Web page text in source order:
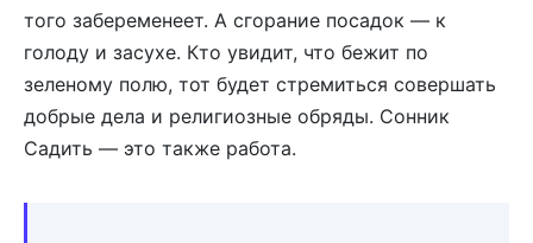
того забеременеет. А сгорание посадок — к
голоду и засухе. Кто увидит, что бежит по
зеленому полю, тот будет стремиться совершать
добрые дела и религиозные обряды. Сонник
Садить — это также работа.